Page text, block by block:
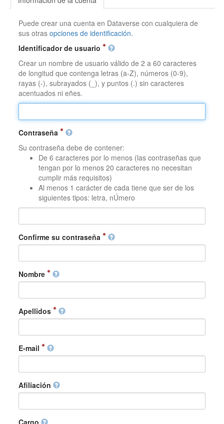
Puede crear una cuenta en Dataverse con cualquiera de
sus otrasopciones de identificación.
Identificador de usuario
Crear un nombre de usuario válido de 2 a 60 caracteres
de longitud que contenga letras (a-Z), números (0-9),
rayas (-), subrayados (_), y puntos (.) sin caracteres
acentuados ni eñes.
Contraseña
Su contraseña debe de contener:
De 6 caracteres por lo menos (las contraseñas que
tengan por lo menos 20 caracteres no necesitan
cumplir más requisitos)
Al menos 1 carácter de cada tiene que ser de los
siguientes tipos: letra, nÚmero
Confirme su contraseña
Nombre
Apellidos
E-mail
Afiliación
Cargo